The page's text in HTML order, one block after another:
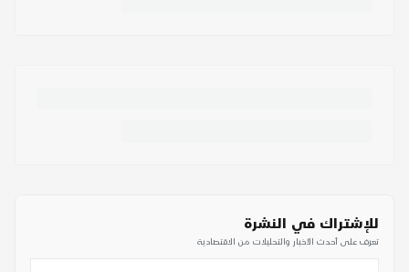
للإشتراك في النشرة
تعرف على أحدث الأخبار والتحليلات من الاقتصادية